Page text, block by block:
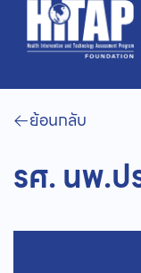
ย้อนกลับ
รศ. นพ.ป